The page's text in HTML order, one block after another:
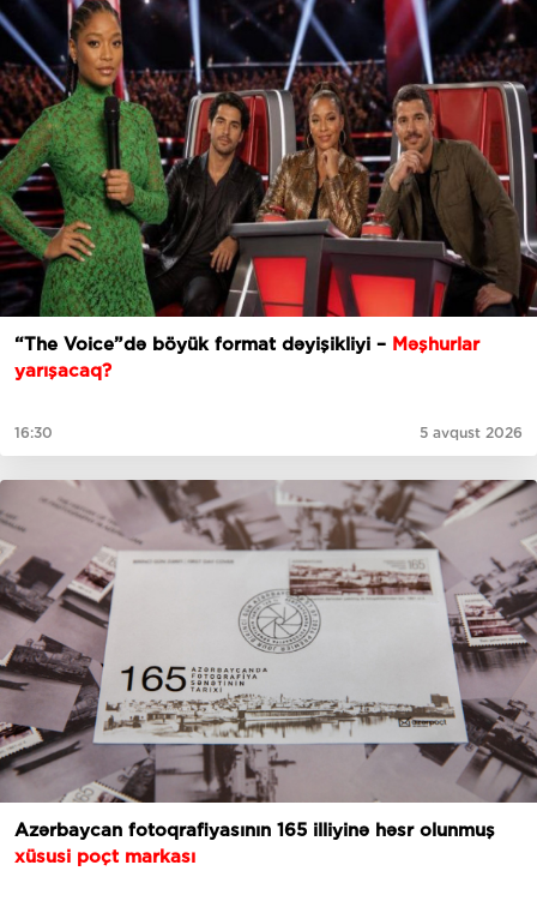
“The Voice”də böyük format dəyişikliyi – Məşhurlar
yarışacaq?
16:30 5 avqust 2026
Azərbaycan fotoqrafiyasının 165 illiyinə həsr olunmuş
xüsusi poçt markası